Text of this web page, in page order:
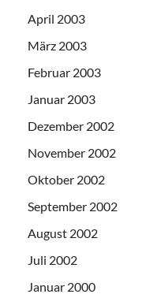
April 2003
März 2003
Februar 2003
Januar 2003
Dezember 2002
November 2002
Oktober 2002
September 2002
August 2002
Juli 2002
Januar 2000